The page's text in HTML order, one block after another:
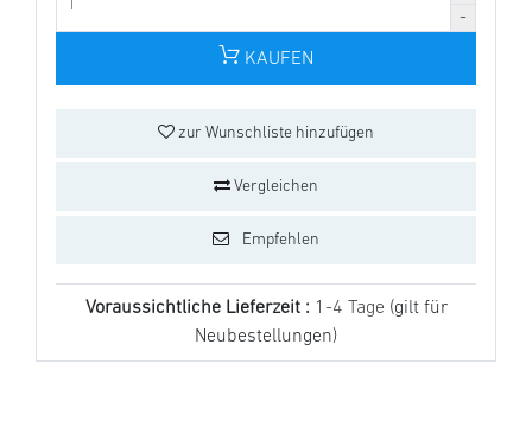
KAUFEN
zur Wunschliste hinzufügen
Vergleichen
Empfehlen
Voraussichtliche Lieferzeit : 1-4 Tage (gilt für
Neubestellungen)